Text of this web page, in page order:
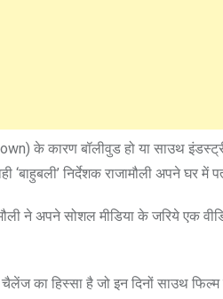
के कारण बॉलीवुड हो या साउथ
‘बाहुबली’ निर्देशक राजामौली अपने घर में
ने अपने सोशल मीडिया के जरिये एक
चैलेंज का हिस्‍सा है जो इन दिनों साउथ